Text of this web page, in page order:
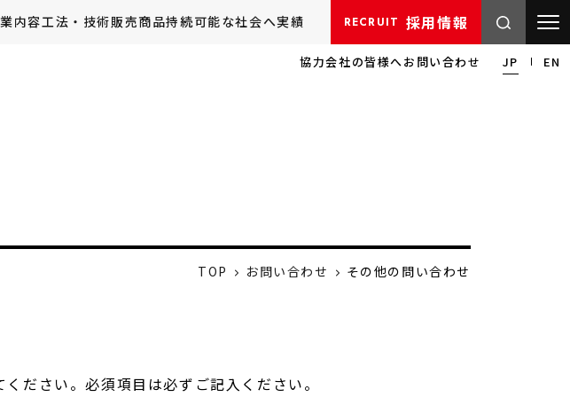
内容工法・技術販売商品持続可能な社会へ実績 RECRUIT 採用情報
協力会社の皆様へお問い合わせ JP EN
TOP お問い合わせ その他の問い合わせ
ださい。必須項目は必ずご記入ください。